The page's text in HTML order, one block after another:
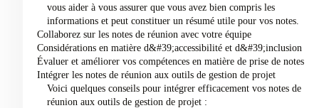
vous aider à vous assurer que vous avez bien compris les
informations et peut constituer un résumé utile pour vos notes.
Collaborez sur les notes de réunion avec votre équipe
Considérations en matière d&#39;accessibilité et d&#39;inclusion
Évaluer et améliorer vos compétences en matière de prise de notes
Intégrer les notes de réunion aux outils de gestion de projet
Voici quelques conseils pour intégrer efficacement vos notes de
réunion aux outils de gestion de projet :